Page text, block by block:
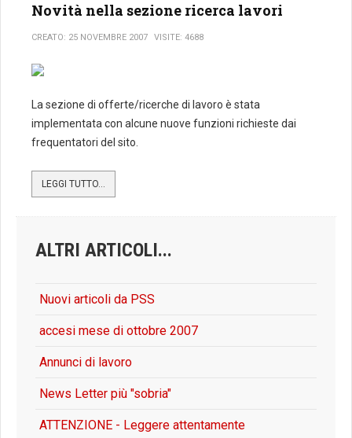
Novità nella sezione ricerca lavori
CREATO: 25 NOVEMBRE 2007 VISITE: 4688
La sezione di offerte/ricerche di lavoro è stata
implementata con alcune nuove funzioni richieste dai
frequentatori del sito.
LEGGI TUTTO...
ALTRI ARTICOLI...
Nuovi articoli da PSS
accesi mese di ottobre 2007
Annunci di lavoro
News Letter più "sobria"
ATTENZIONE - Leggere attentamente